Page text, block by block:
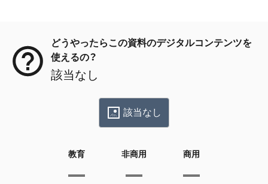
どうやったらこの資料のデジタルコンテンツを
使えるの？
該当なし
該当なし
教育 非商用 商用